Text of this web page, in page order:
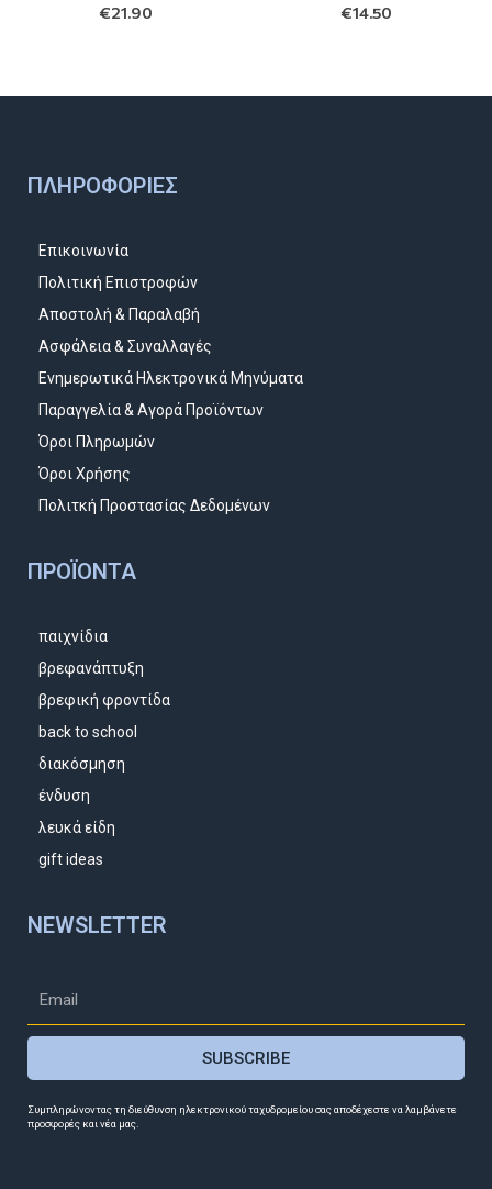
€21.90 €14.50
ΠΛΗΡΟΦΟΡΊΕΣ
Επικοινωνία
Πολιτική Επιστροφών
Αποστολή & Παραλαβή
Ασφάλεια & Συναλλαγές
Ενημερωτικά Ηλεκτρονικά Μηνύματα
Παραγγελία & Αγορά Προϊόντων
Όροι Πληρωμών
Όροι Χρήσης
Πολιτκή Προστασίας Δεδομένων
ΠΡΟΪΌΝΤΑ
παιχνίδια
βρεφανάπτυξη
βρεφική φροντίδα
back to school
διακόσμηση
ένδυση
λευκά είδη
gift ideas
NEWSLETTER
SUBSCRIBE
Συμπληρώνοντας τη διεύθυνση ηλεκτρονικού ταχυδρομείου σας αποδέχεστε να λαμβάνετε
προσφορές και νέα μας.